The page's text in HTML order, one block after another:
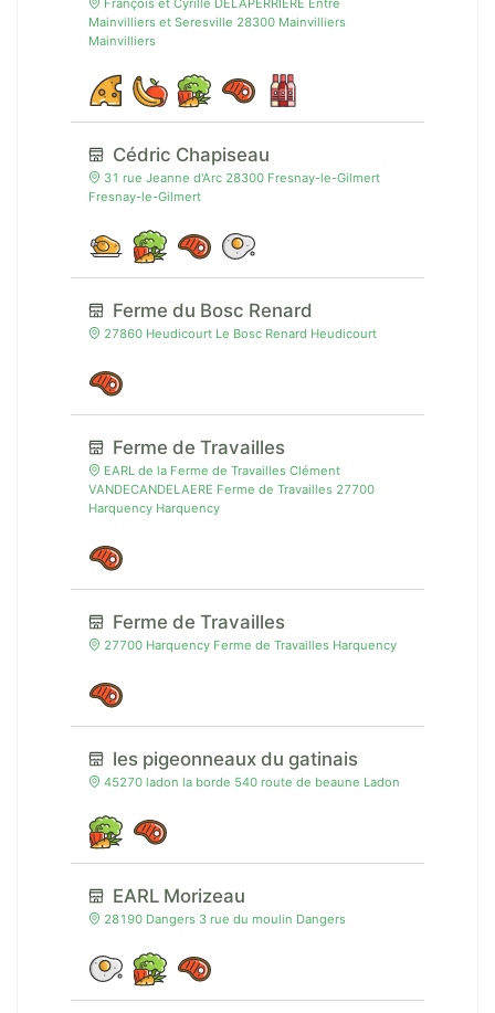
François et Cyrille DELAPERRIERE Entre
Mainvilliers et Seresville 28300 Mainvilliers
Mainvilliers
Cédric Chapiseau
31 rue Jeanne d'Arc 28300 Fresnay-le-Gilmert
Fresnay-le-Gilmert
Ferme du Bosc Renard
27860 Heudicourt Le Bosc Renard Heudicourt
Ferme de Travailles
EARL de la Ferme de Travailles Clément
VANDECANDELAERE Ferme de Travailles 27700
Harquency Harquency
Ferme de Travailles
27700 Harquency Ferme de Travailles Harquency
les pigeonneaux du gatinais
45270 ladon la borde 540 route de beaune Ladon
EARL Morizeau
28190 Dangers 3 rue du moulin Dangers